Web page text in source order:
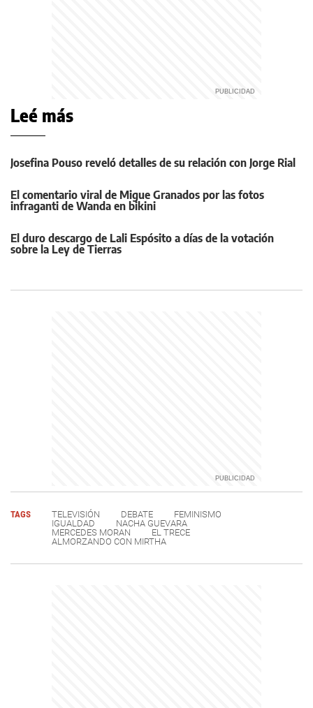
Leé más
Josefina Pouso reveló detalles de su relación con Jorge Rial
El comentario viral de Migue Granados por las fotos
infraganti de Wanda en bikini
El duro descargo de Lali Espósito a días de la votación
sobre la Ley de Tierras
TAGS TELEVISIÓN DEBATE
FEMINISMO
IGUALDAD
NACHA GUEVARA
MERCEDES MORAN
EL TRECE
ALMORZANDO CON MIRTHA